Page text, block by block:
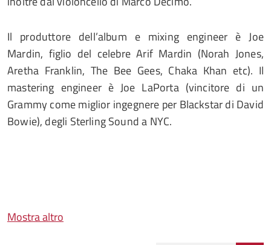
Il produttore dell’album e mixing engineer è Joe
Mardin, figlio del celebre Arif Mardin (Norah Jones,
Aretha Franklin, The Bee Gees, Chaka Khan etc). Il
mastering engineer è Joe LaPorta (vincitore di un
Grammy come miglior ingegnere per Blackstar di David
Bowie), degli Sterling Sound a NYC.
Mostra altro